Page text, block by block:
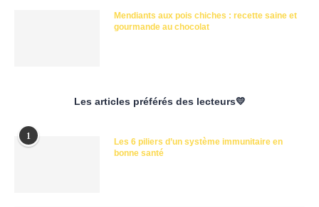
Mendiants aux pois chiches : recette saine et
gourmande au chocolat
Les articles préférés des lecteurs💛
1
Les 6 piliers d’un système immunitaire en
bonne santé